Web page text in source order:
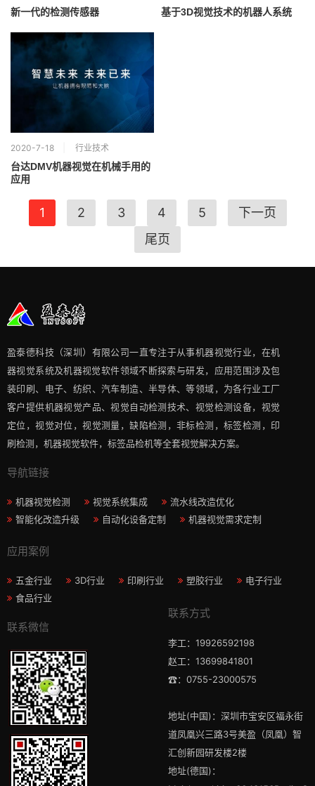
新一代的检测传感器 基于3D视觉技术的机器人系统
2020-7-18 行业技术
台达DMV机器视觉在机械手用的
应用
1 2 3 4 5
下一页
尾页
盈泰德科技（深圳）有限公司一直专注于从事机器视觉行业，在机
器视觉系统及机器视觉软件领域不断探索与研发​，应用范围涉及包
装印刷、电子、纺织、汽车制造、半导体、等领域，为各行业工厂
客户提供机器视觉产品、视觉自动检测技术、视觉检测设备，视觉
定位，视觉对位，视觉测量，缺陷检测，非标检测，标签检测，印
刷检测，机器视觉软件，标签品检机等​全套视觉解决方案​。
导航链接
机器视觉检测 视觉系统集成
流水线改造优化
智能化改造升级
自动化设备定制 机器视觉需求定制
应用案例
五金行业 3D行业 印刷行业 塑胶行业
电子行业
食品行业
联系微信
联系方式
李工：19926592198
赵工：13699841801
☎：0755-23000575
地址(中国)：深圳市宝安区福永街
道凤凰兴三路3号美盈（凤凰）智
汇创新园研发楼2楼
地址(德国)：